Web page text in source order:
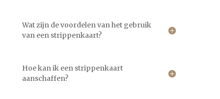
Wat zijn de voordelen van het gebruik
van een strippenkaart?
Hoe kan ik een strippenkaart
aanschaffen?